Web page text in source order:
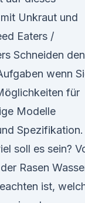
Unkraut und
Eaters /
Schneiden den
wenn
für
Modelle
Spezifikation.
soll es sein?
Rasen
ist,